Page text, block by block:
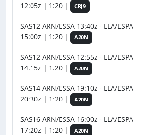
12:05z | 1:20 |
CRJ9
SAS12 ARN/ESSA 13:40z - LLA/ESPA
15:00z | 1:20 |
A20N
SAS12 ARN/ESSA 12:55z - LLA/ESPA
14:15z | 1:20 |
A20N
SAS14 ARN/ESSA 19:10z - LLA/ESPA
20:30z | 1:20 |
A20N
SAS16 ARN/ESSA 16:00z - LLA/ESPA
17:20z | 1:20 |
A20N